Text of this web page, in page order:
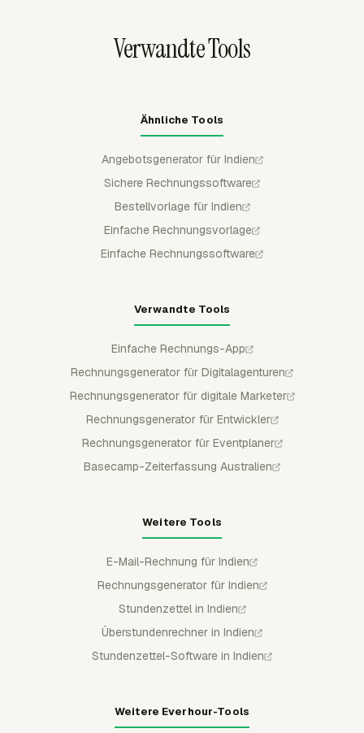
bezahlte Betrag hinter der Quittung aus kontrollierten
Verwandte Tools
Ähnliche Tools
Angebotsgenerator für Indien
Sichere Rechnungssoftware
Bestellvorlage für Indien
Einfache Rechnungsvorlage
Einfache Rechnungssoftware
Verwandte Tools
Einfache Rechnungs-App
Rechnungsgenerator für Digitalagenturen
Rechnungsgenerator für digitale Marketer
Rechnungsgenerator für Entwickler
Rechnungsgenerator für Eventplaner
Basecamp-Zeiterfassung Australien
Weitere Tools
E-Mail-Rechnung für Indien
Rechnungsgenerator für Indien
Stundenzettel in Indien
Überstundenrechner in Indien
Stundenzettel-Software in Indien
Weitere Everhour-Tools